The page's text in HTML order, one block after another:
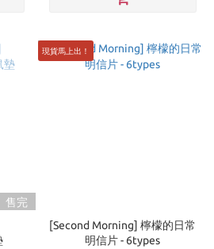
售完
現貨馬上出！
[Second Morning] 檸檬的日常
明信片 - 6types